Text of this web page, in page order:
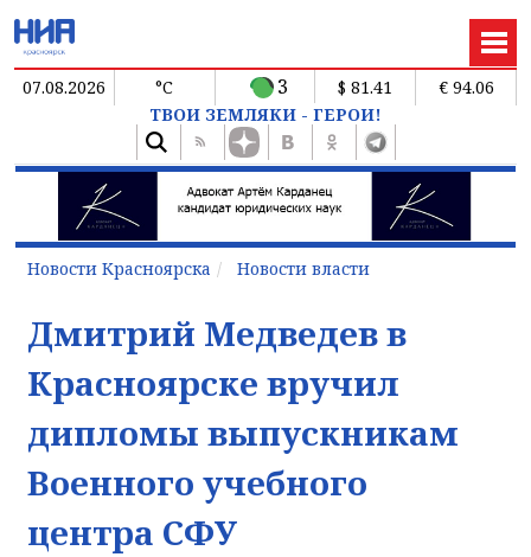
07.08.2026 °C 3 $ 81.41
€ 94.06
ТВОИ ЗЕМЛЯКИ - ГЕРОИ!
Новости Красноярска Новости власти
Дмитрий Медведев в
Красноярске вручил
дипломы выпускникам
Военного учебного
центра СФУ